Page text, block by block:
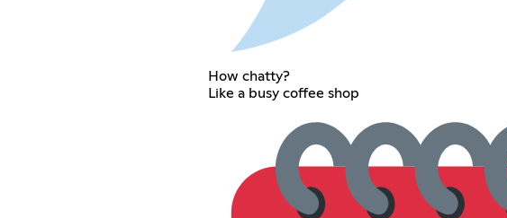
How chatty?
Like a busy coffee shop